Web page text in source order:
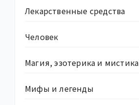
Лекарственные средства
Человек
Магия, эзотерика и мистика
Мифы и легенды